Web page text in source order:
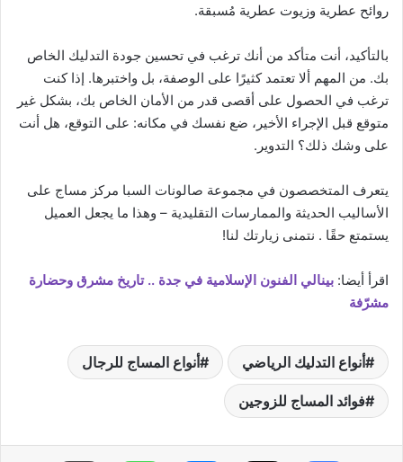
روائح عطرية وزيوت عطرية مُسبقة.
بالتأكيد، أنت متأكد من أنك ترغب في تحسين جودة التدليك الخاص
بك. من المهم ألا تعتمد كثيرًا على الوصفة، بل واختبرها. إذا كنت
ترغب في الحصول على أقصى قدر من الأمان الخاص بك، بشكل غير
متوقع قبل الإجراء الأخير، ضع نفسك في مكانه: على التوقع، هل أنت
على وشك ذلك؟ التدوير.
يتعرف المتخصصون في مجموعة صالونات السبا مركز مساج على
الأساليب الحديثة والممارسات التقليدية – وهذا ما يجعل العميل
يستمتع حقًا . نتمنى زيارتك لنا!
اقرأ أيضا: بينالي الفنون الإسلامية في جدة .. تاريخ مشرق وحضارة
مشرّفة
أنواع التدليك الرياضي أنواع المساج للرجال
فوائد المساج للزوجين